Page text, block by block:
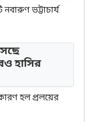
ভট্টাচার্য
হাসির
হল প্রলয়ের